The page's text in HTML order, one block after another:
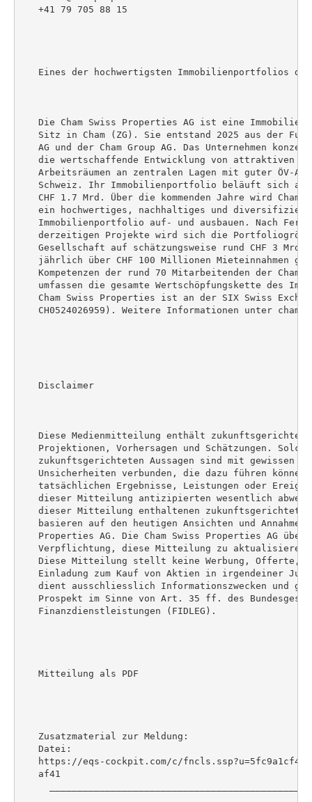
   +41 79 705 88 15
Eines der hochwertigsten Immobilienportfolios
Die Cham Swiss Properties AG ist eine
Sitz in Cham (ZG). Sie entstand 2025 aus der
AG und der Cham Group AG. Das Unternehmen
die wertschaffende Entwicklung von attraktiven
Arbeitsräumen an zentralen Lagen mit guter ÖV-
Schweiz. Ihr Immobilienportfolio beläuft sich
CHF 1.7 Mrd. Über die kommenden Jahre wird Cham
ein hochwertiges, nachhaltiges und
Immobilienportfolio auf- und ausbauen. Nach
derzeitigen Projekte wird sich die
Gesellschaft auf schätzungsweise rund CHF 3 Mrd.
jährlich über CHF 100 Millionen Mieteinnahmen
Kompetenzen der rund 70 Mitarbeitenden der Cham
umfassen die gesamte Wertschöpfungskette des
Cham Swiss Properties ist an der SIX Swiss
CH0524026959). Weitere Informationen unter
   Disclaimer
Diese Medienmitteilung enthält
   Projektionen, Vorhersagen und Schätzungen. Solche
zukunftsgerichteten Aussagen sind mit gewissen
Unsicherheiten verbunden, die dazu führen
tatsächlichen Ergebnisse, Leistungen oder
dieser Mitteilung antizipierten wesentlich
dieser Mitteilung enthaltenen
basieren auf den heutigen Ansichten und Annahmen
Properties AG. Die Cham Swiss Properties AG
Verpflichtung, diese Mitteilung zu aktualisieren
Diese Mitteilung stellt keine Werbung, Offerte,
Einladung zum Kauf von Aktien in irgendeiner
dient ausschliesslich Informationszwecken und
Prospekt im Sinne von Art. 35 ff. des
   Finanzdienstleistungen (FIDLEG).
   Mitteilung als PDF
   Zusatzmaterial zur Meldung:
   Datei:
https://eqs-cockpit.com/c/
   af41